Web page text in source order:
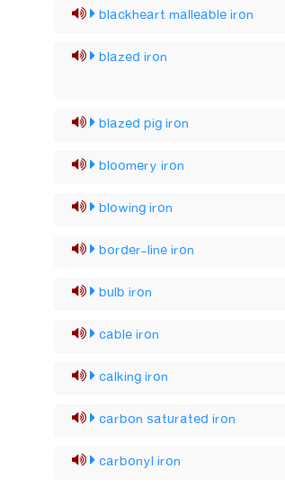
blackheart malleable iron
blazed iron
blazed pig iron
bloomery iron
blowing iron
border-line iron
bulb iron
cable iron
calking iron
carbon saturated iron
carbonyl iron